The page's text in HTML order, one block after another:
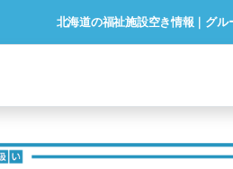
北海道の福祉施設空き情報｜グ